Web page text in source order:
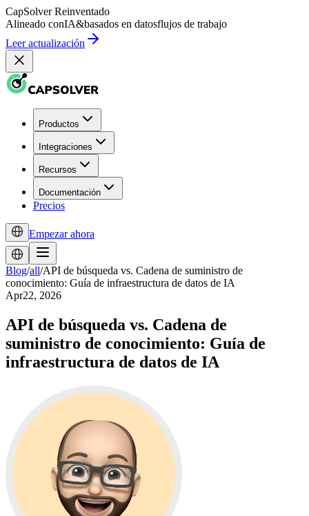
CapSolver Reinventado
Alineado conIA&basados en datosflujos de trabajo
Leer actualización
Productos
Integraciones
Recursos
Documentación
Precios
Empezar ahora
Blog/all/API de búsqueda vs. Cadena de suministro de
conocimiento: Guía de infraestructura de datos de IA
Apr22, 2026
API de búsqueda vs. Cadena de
suministro de conocimiento: Guía de
infraestructura de datos de IA